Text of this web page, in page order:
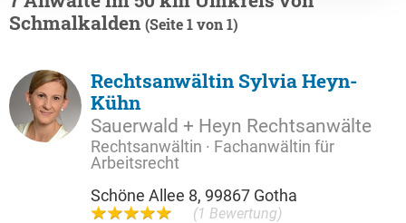
Schmalkalden (Seite 1 von 1)
Rechtsanwältin Sylvia Heyn-
Kühn
Sauerwald + Heyn Rechtsanwälte
Rechtsanwältin · Fachanwältin für
Arbeitsrecht
Schöne Allee 8, 99867 Gotha
(1 Bewertung)